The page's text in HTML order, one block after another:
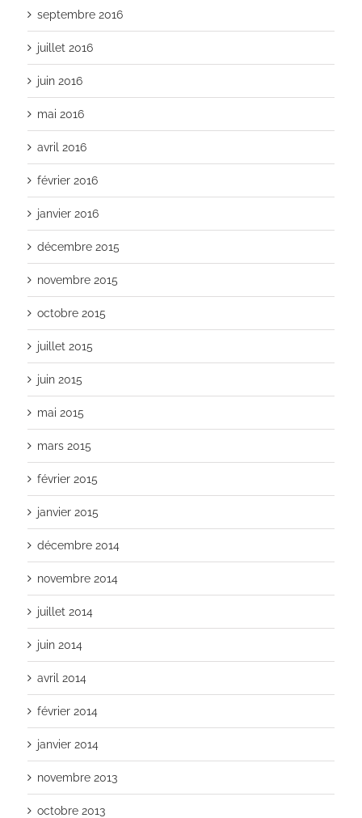
septembre 2016
juillet 2016
juin 2016
mai 2016
avril 2016
février 2016
janvier 2016
décembre 2015
novembre 2015
octobre 2015
juillet 2015
juin 2015
mai 2015
mars 2015
février 2015
janvier 2015
décembre 2014
novembre 2014
juillet 2014
juin 2014
avril 2014
février 2014
janvier 2014
novembre 2013
octobre 2013